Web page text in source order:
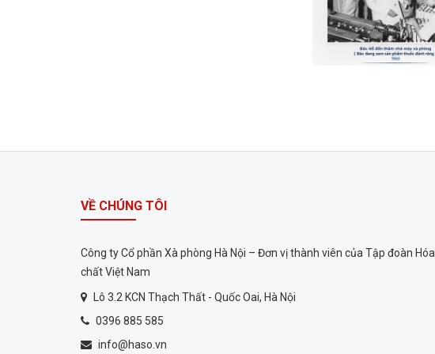
VỀ CHÚNG TÔI
Công ty Cổ phần Xà phòng Hà Nội – Đơn vị thành viên của Tập đoàn Hóa
chất Việt Nam
Lô 3.2 KCN Thạch Thất - Quốc Oai, Hà Nội
0396 885 585
info@haso.vn